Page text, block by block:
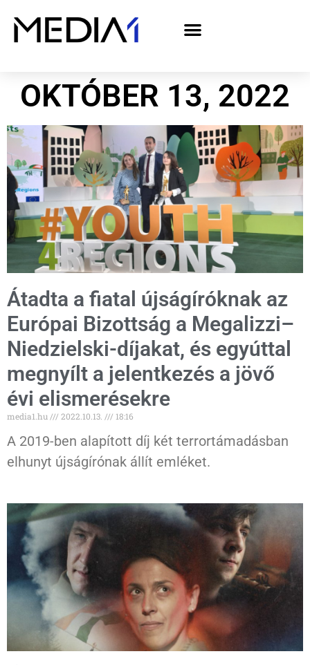
OKTÓBER 13, 2022
Átadta a fiatal újságíróknak az
Európai Bizottság a Megalizzi–
Niedzielski-díjakat, és egyúttal
megnyílt a jelentkezés a jövő
évi elismerésekre
media1.hu 2022.10.13. 18:16
A 2019-ben alapított díj két terrortámadásban
elhunyt újságírónak állít emléket.